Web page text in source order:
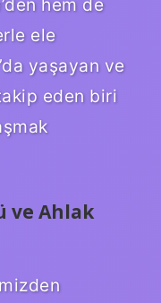
ele
yaşayan ve
eden biri
ve Ahlak